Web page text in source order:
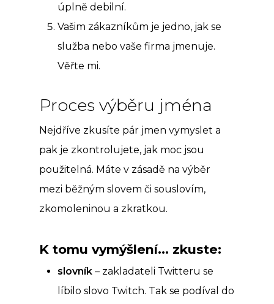
úplně debilní.
Vašim zákazníkům je jedno, jak se
služba nebo vaše firma jmenuje.
Věřte mi.
Proces výběru jména
Nejdříve zkusíte pár jmen vymyslet a
pak je zkontrolujete, jak moc jsou
použitelná. Máte v zásadě na výběr
mezi běžným slovem či souslovím,
zkomoleninou a zkratkou.
K tomu vymýšlení… zkuste:
slovník – zakladateli Twitteru se
líbilo slovo Twitch. Tak se podíval do